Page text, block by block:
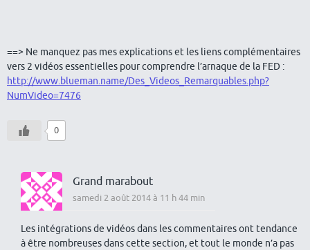
==> Ne manquez pas mes explications et les liens complémentaires
vers 2 vidéos essentielles pour comprendre l’arnaque de la FED :
http://www.blueman.name/Des_Videos_Remarquables.php?
NumVideo=7476
0
Grand marabout
samedi 2 août 2014 à 11 h 44 min
Les intégrations de vidéos dans les commentaires ont tendance
à être nombreuses dans cette section, et tout le monde n’a pas